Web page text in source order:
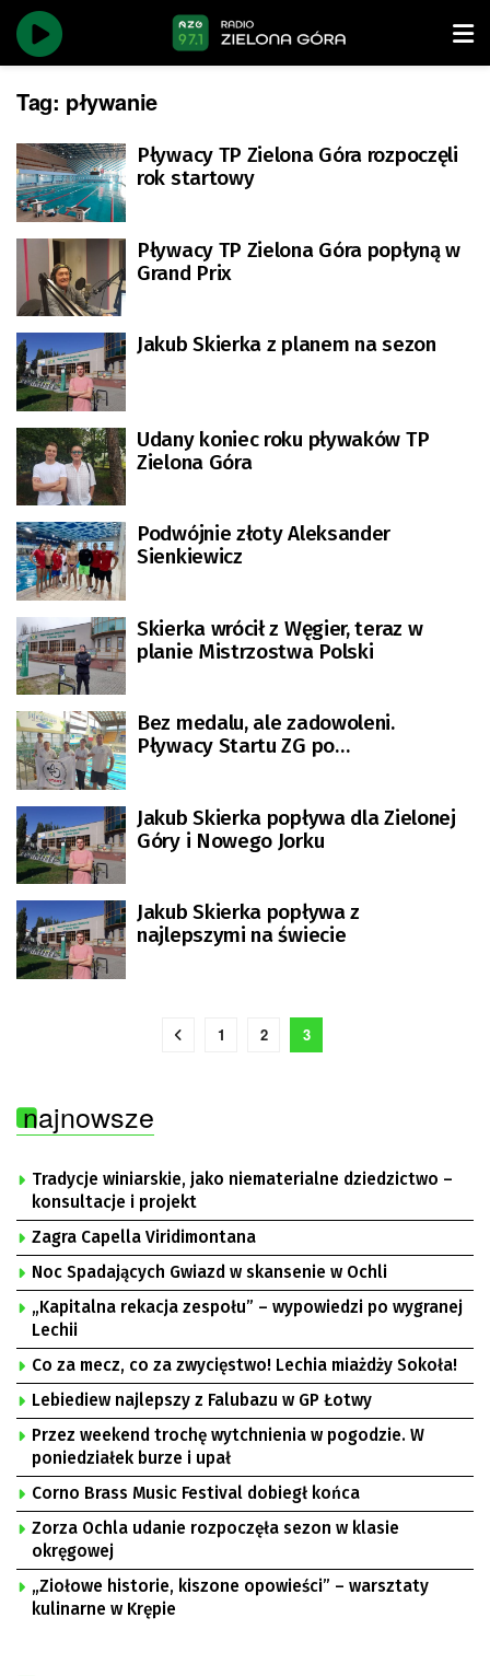
Tag: pływanie
Pływacy TP Zielona Góra rozpoczęli
rok startowy
Pływacy TP Zielona Góra popłyną w
Grand Prix
Jakub Skierka z planem na sezon
Udany koniec roku pływaków TP
Zielona Góra
Podwójnie złoty Aleksander
Sienkiewicz
Skierka wrócił z Węgier, teraz w
planie Mistrzostwa Polski
Bez medalu, ale zadowoleni.
Pływacy Startu ZG po
Jakub Skierka popływa dla Zielonej
Góry i Nowego Jorku
Jakub Skierka popływa z
najlepszymi na świecie
1 2 3
najnowsze
Tradycje winiarskie, jako niematerialne dziedzictwo –
konsultacje i projekt
Zagra Capella Viridimontana
Noc Spadających Gwiazd w skansenie w Ochli
„Kapitalna rekacja zespołu” – wypowiedzi po wygranej
Lechii
Co za mecz, co za zwycięstwo! Lechia miażdży Sokoła!
Lebiediew najlepszy z Falubazu w GP Łotwy
Przez weekend trochę wytchnienia w pogodzie. W
poniedziałek burze i upał
Corno Brass Music Festival dobiegł końca
Zorza Ochla udanie rozpoczęła sezon w klasie
okręgowej
„Ziołowe historie, kiszone opowieści” – warsztaty
kulinarne w Krępie